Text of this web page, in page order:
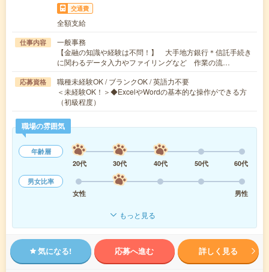
交通費
全額支給
仕事内容
一般事務
【金融の知識や経験は不問！】 大手地方銀行＊信託手続き
に関わるデータ入力やファイリングなど 作業の流…
応募資格
職種未経験OK / ブランクOK / 英語力不要
＜未経験OK！＞◆ExcelやWordの基本的な操作ができる方
（初級程度）
職場の雰囲気
年齢層
20代
30代 40代 50代
60代
男女比率
女性
男性
もっと見る
気になる! 応募へ進む 詳しく見る